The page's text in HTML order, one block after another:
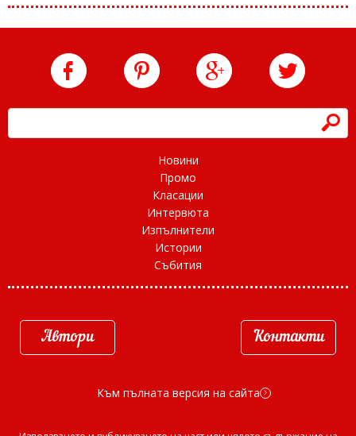
h
Новини
Промо
Класации
Интервюта
Изпълнители
Истории
Събития
Автори Контакти
Към пълната версия на сайта d